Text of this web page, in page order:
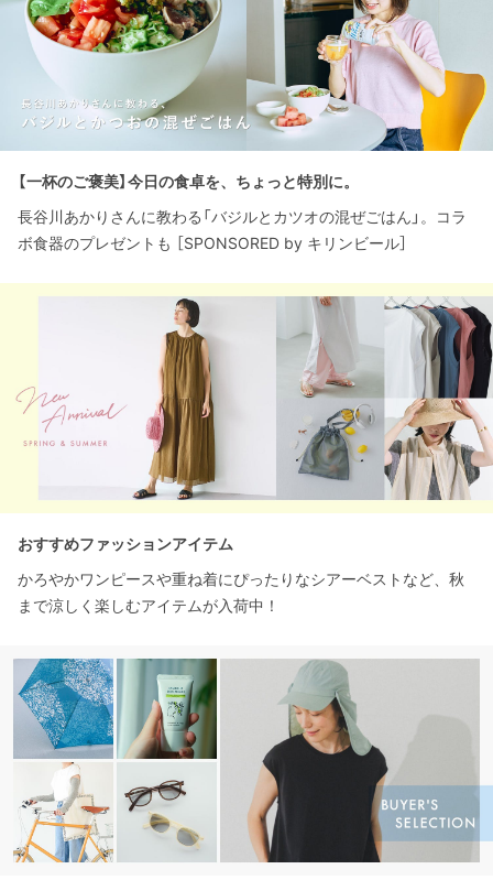
【一杯のご褒美】今日の食卓を、ちょっと特別に。
長谷川あかりさんに教わる「バジルとカツオの混ぜごはん」。コラ
ボ食器のプレゼントも ［SPONSORED by キリンビール］
おすすめファッションアイテム
かろやかワンピースや重ね着にぴったりなシアーベストなど、秋
まで涼しく楽しむアイテムが入荷中！